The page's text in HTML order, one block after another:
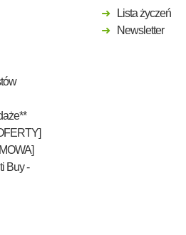
Buy -
Lista życzeń
Newsletter